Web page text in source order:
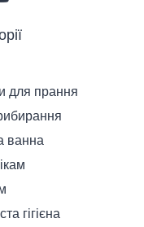
для прання
ванна
гігієна